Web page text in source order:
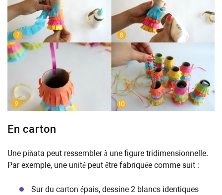
En carton
Une piñata peut ressembler à une figure tridimensionnelle.
Par exemple, une unité peut être fabriquée comme suit :
Sur du carton épais, dessine 2 blancs identiques